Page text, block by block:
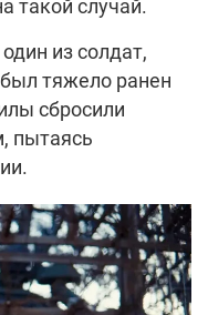
такой случай.
из солдат,
тяжело ранен
сбросили
пытаясь